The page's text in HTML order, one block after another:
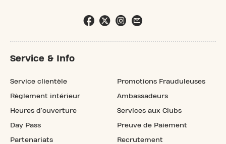
Service & Info
Service clientèle
Règlement intérieur
Heures d'ouverture
Day Pass
Partenariats
Promotions Frauduleuses
Ambassadeurs
Services aux Clubs
Preuve de Paiement
Recrutement